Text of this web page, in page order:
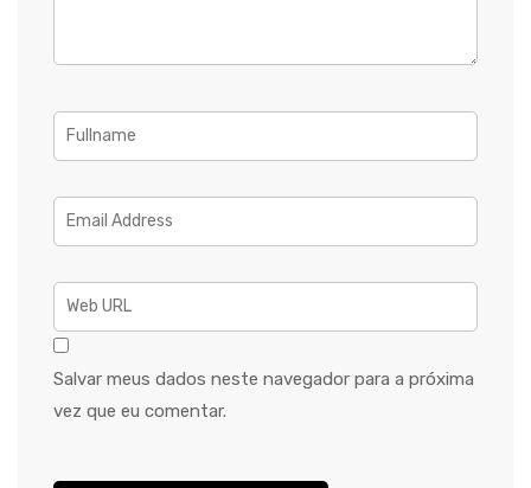
Salvar meus dados neste navegador para a próxima
vez que eu comentar.